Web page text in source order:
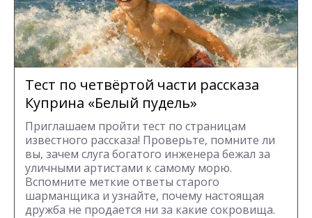
Тест по четвёртой части рассказа
Куприна «Белый пудель»
Приглашаем пройти тест по страницам
известного рассказа! Проверьте, помните ли
вы, зачем слуга богатого инженера бежал за
уличными артистами к самому морю.
Вспомните меткие ответы старого
шарманщика и узнайте, почему настоящая
дружба не продается ни за какие сокровища.